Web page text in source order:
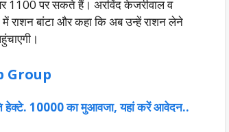
1100 पर सकते हैं। अरविंद केजरीवाल व
में राशन बांटा और कहा कि अब उन्हें राशन लेने
Group
हेक्टे. 10000 का मुआवजा, यहां करें आवेदन..